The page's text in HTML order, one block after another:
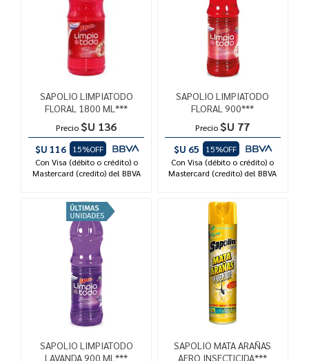
SAPOLIO LIMPIATODO
FLORAL 1800 ML***
Precio $U 136
$U 116
15%OFF
Con Visa (débito o crédito) o
Mastercard (credito) del BBVA
SAPOLIO LIMPIATODO
FLORAL 900***
Precio $U 77
$U 65
15%OFF
Con Visa (débito o crédito) o
Mastercard (credito) del BBVA
SAPOLIO LIMPIATODO
LAVANDA 900 ML***
SAPOLIO MATA ARAÑAS
AERO INSECTICIDA***